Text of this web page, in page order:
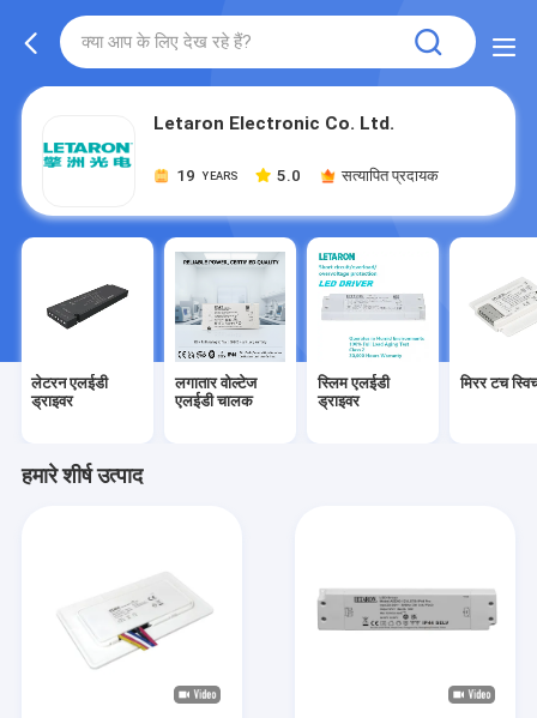
Letaron Electronic Co. Ltd.
19 YEARS 5.0 सत्यापित प्रदायक
लेटरन एलईडी
ड्राइवर
लगातार वोल्टेज
एलईडी चालक
स्लिम एलईडी
ड्राइवर
मिरर टच
हमारे शीर्ष उत्पाद